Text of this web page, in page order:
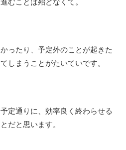
むことは殆どなくて。
ったり、予定外のことが起きた
しまうことがたいていです。
定通りに、効率良く終わらせる
だと思います。